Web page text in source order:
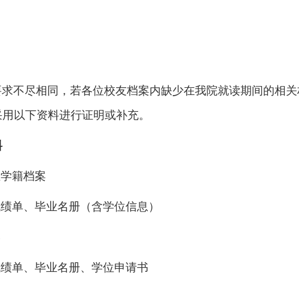
不尽相同，若各位校友档案内缺少在我院就读期间的相
以下资料进行证明或补充。
籍档案
单、毕业名册（含学位信息）
单、毕业名册、学位申请书